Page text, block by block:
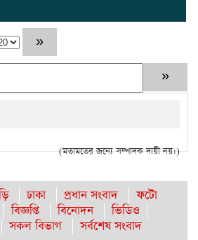
(মতামতের জন্যে সম্পাদক দায়ী নয়।)
ঢাকা প্রধান সংবাদ
ফটো
বিজ্ঞপ্তি বিনোদন
ভিডিও
সকল বিভাগ সর্বশেষ সংবাদ